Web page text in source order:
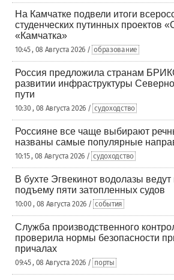
На Камчатке подвели итоги
студенческих путинных проектов
«Камчатка»
10:45 , 08 Августа 2026 / образование
Россия предложила странам
развитии инфраструктуры
пути
10:30 , 08 Августа 2026 / судоходство
Россияне все чаще выбирают
названы самые популярные
10:15 , 08 Августа 2026 / судоходство
В бухте Эгвекинот водолазы ведут
подъему пяти затопленных судов
10:00 , 08 Августа 2026 / события
Служба производственного
проверила нормы безопасности
причалах
09:45 , 08 Августа 2026 / порты